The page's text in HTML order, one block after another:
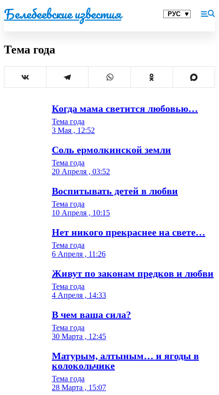
Белебеевские известия
Тема года
Когда мама светится любовью…
Тема года
3 Мая , 12:52
Соль ермолкинской земли
Тема года
20 Апреля , 03:52
Воспитывать детей в любви
Тема года
10 Апреля , 10:15
Нет никого прекраснее на свете…
Тема года
6 Апреля , 11:26
Живут по законам предков и любви
Тема года
4 Апреля , 14:33
В чем ваша сила?
Тема года
30 Марта , 12:45
Матурым, алтыным… и ягоды в
колокольчике
Тема года
28 Марта , 15:07